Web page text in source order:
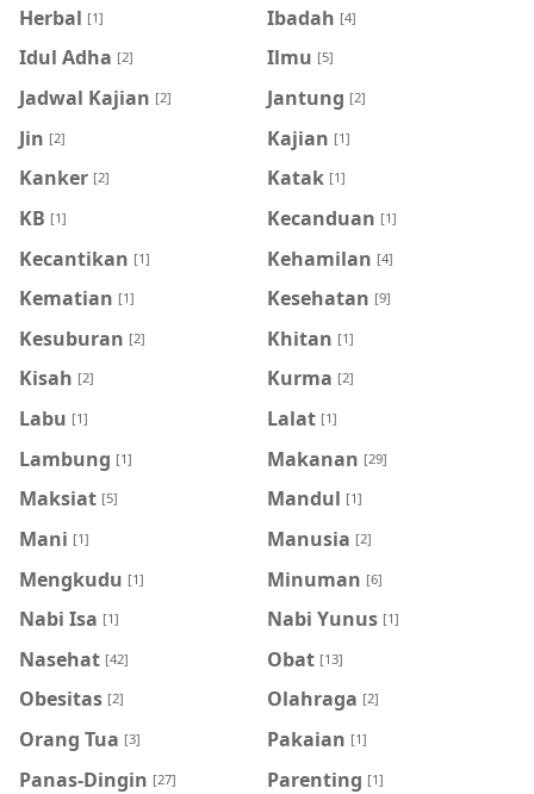
Herbal [1] Ibadah [4]
Idul Adha [2] Ilmu [5]
Jadwal Kajian [2] Jantung [2]
Jin [2] Kajian [1]
Kanker [2] Katak [1]
KB [1] Kecanduan [1]
Kecantikan [1] Kehamilan [4]
Kematian [1] Kesehatan [9]
Kesuburan [2] Khitan [1]
Kisah [2] Kurma [2]
Labu [1] Lalat [1]
Lambung [1] Makanan [29]
Maksiat [5] Mandul [1]
Mani [1] Manusia [2]
Mengkudu [1] Minuman [6]
Nabi Isa [1] Nabi Yunus [1]
Nasehat [42] Obat [13]
Obesitas [2] Olahraga [2]
Orang Tua [3] Pakaian [1]
Panas-Dingin [27] Parenting [1]